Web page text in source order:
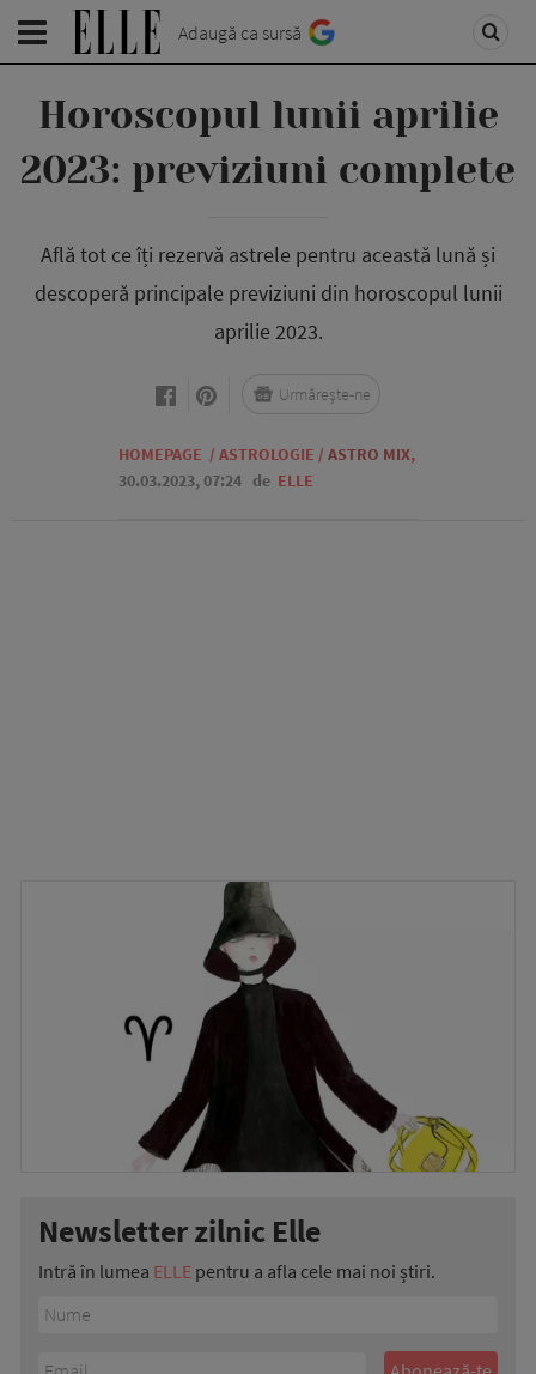
Adaugă ca sursă
Horoscopul lunii aprilie
2023: previziuni complete
Află tot ce îți rezervă astrele pentru această lună și
descoperă principale previziuni din horoscopul lunii
aprilie 2023.
HOMEPAGE / ASTROLOGIE / ASTRO MIX,
30.03.2023, 07:24 de ELLE
Urmărește-ne
Newsletter zilnic Elle
Intră în lumea ELLE pentru a afla cele mai noi știri.